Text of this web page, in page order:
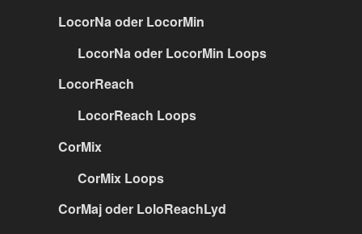
LocorNa oder LocorMin
LocorNa oder LocorMin Loops
LocorReach
LocorReach Loops
CorMix
CorMix Loops
CorMaj oder LoloReachLyd